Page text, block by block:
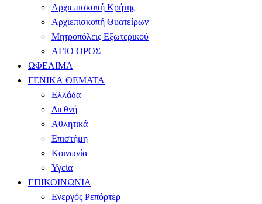
Αρχιεπισκοπή Κρήτης
Αρχιεπισκοπή Θυατείρων
Μητροπόλεις Εξωτερικού
ΑΓΙΟ ΟΡΟΣ
ΩΦΕΛΙΜΑ
ΓΕΝΙΚΑ ΘΕΜΑΤΑ
Ελλάδα
Διεθνή
Αθλητικά
Επιστήμη
Κοινωνία
Υγεία
ΕΠΙΚΟΙΝΩΝΙΑ
Ενεργός Ρεπόρτερ